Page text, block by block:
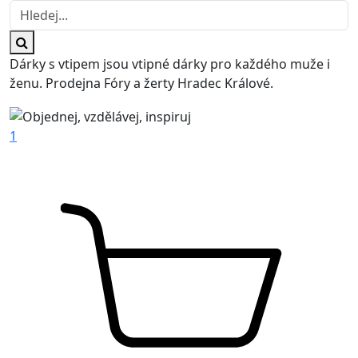
Dárky s vtipem jsou vtipné dárky pro každého muže i
ženu. Prodejna Fóry a žerty Hradec Králové.
1